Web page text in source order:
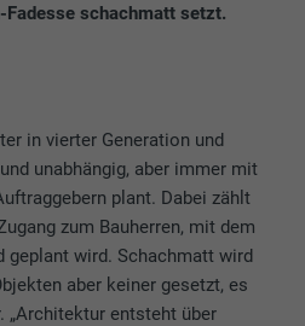
Fadesse schachmatt setzt.
in vierter Generation und
unabhängig, aber immer mit
plant. Dabei zählt
zum Bauherren, mit dem
geplant wird. Schachmatt wird
aber keiner gesetzt, es
„Architektur entsteht über